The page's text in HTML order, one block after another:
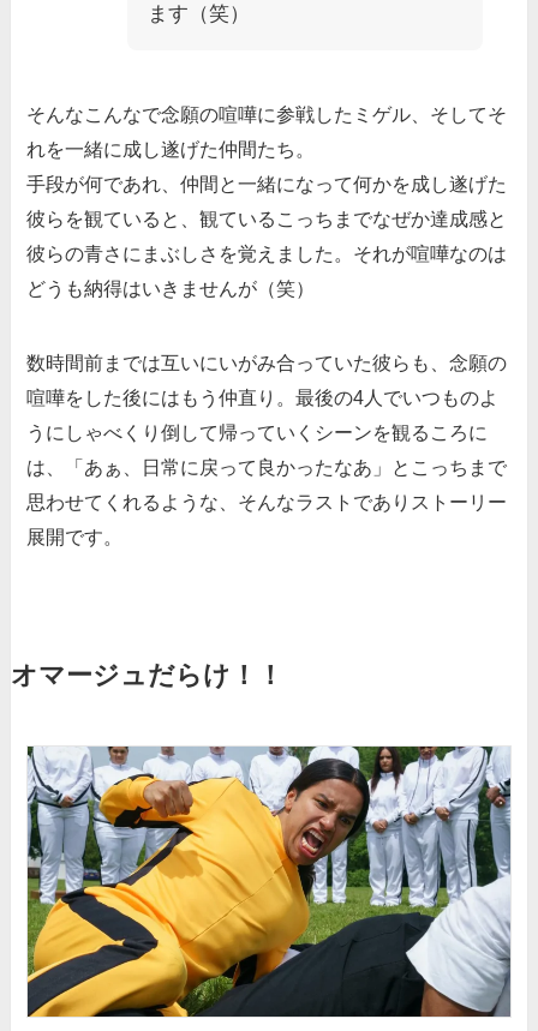
ます（笑）
そんなこんなで念願の喧嘩に参戦したミゲル、そしてそ
れを一緒に成し遂げた仲間たち。
手段が何であれ、仲間と一緒になって何かを成し遂げた
彼らを観ていると、観ているこっちまでなぜか達成感と
彼らの青さにまぶしさを覚えました。それが喧嘩なのは
どうも納得はいきませんが（笑）
数時間前までは互いにいがみ合っていた彼らも、念願の
喧嘩をした後にはもう仲直り。最後の4人でいつものよ
うにしゃべくり倒して帰っていくシーンを観るころに
は、「あぁ、日常に戻って良かったなあ」とこっちまで
思わせてくれるような、そんなラストでありストーリー
展開です。
オマージュだらけ！！